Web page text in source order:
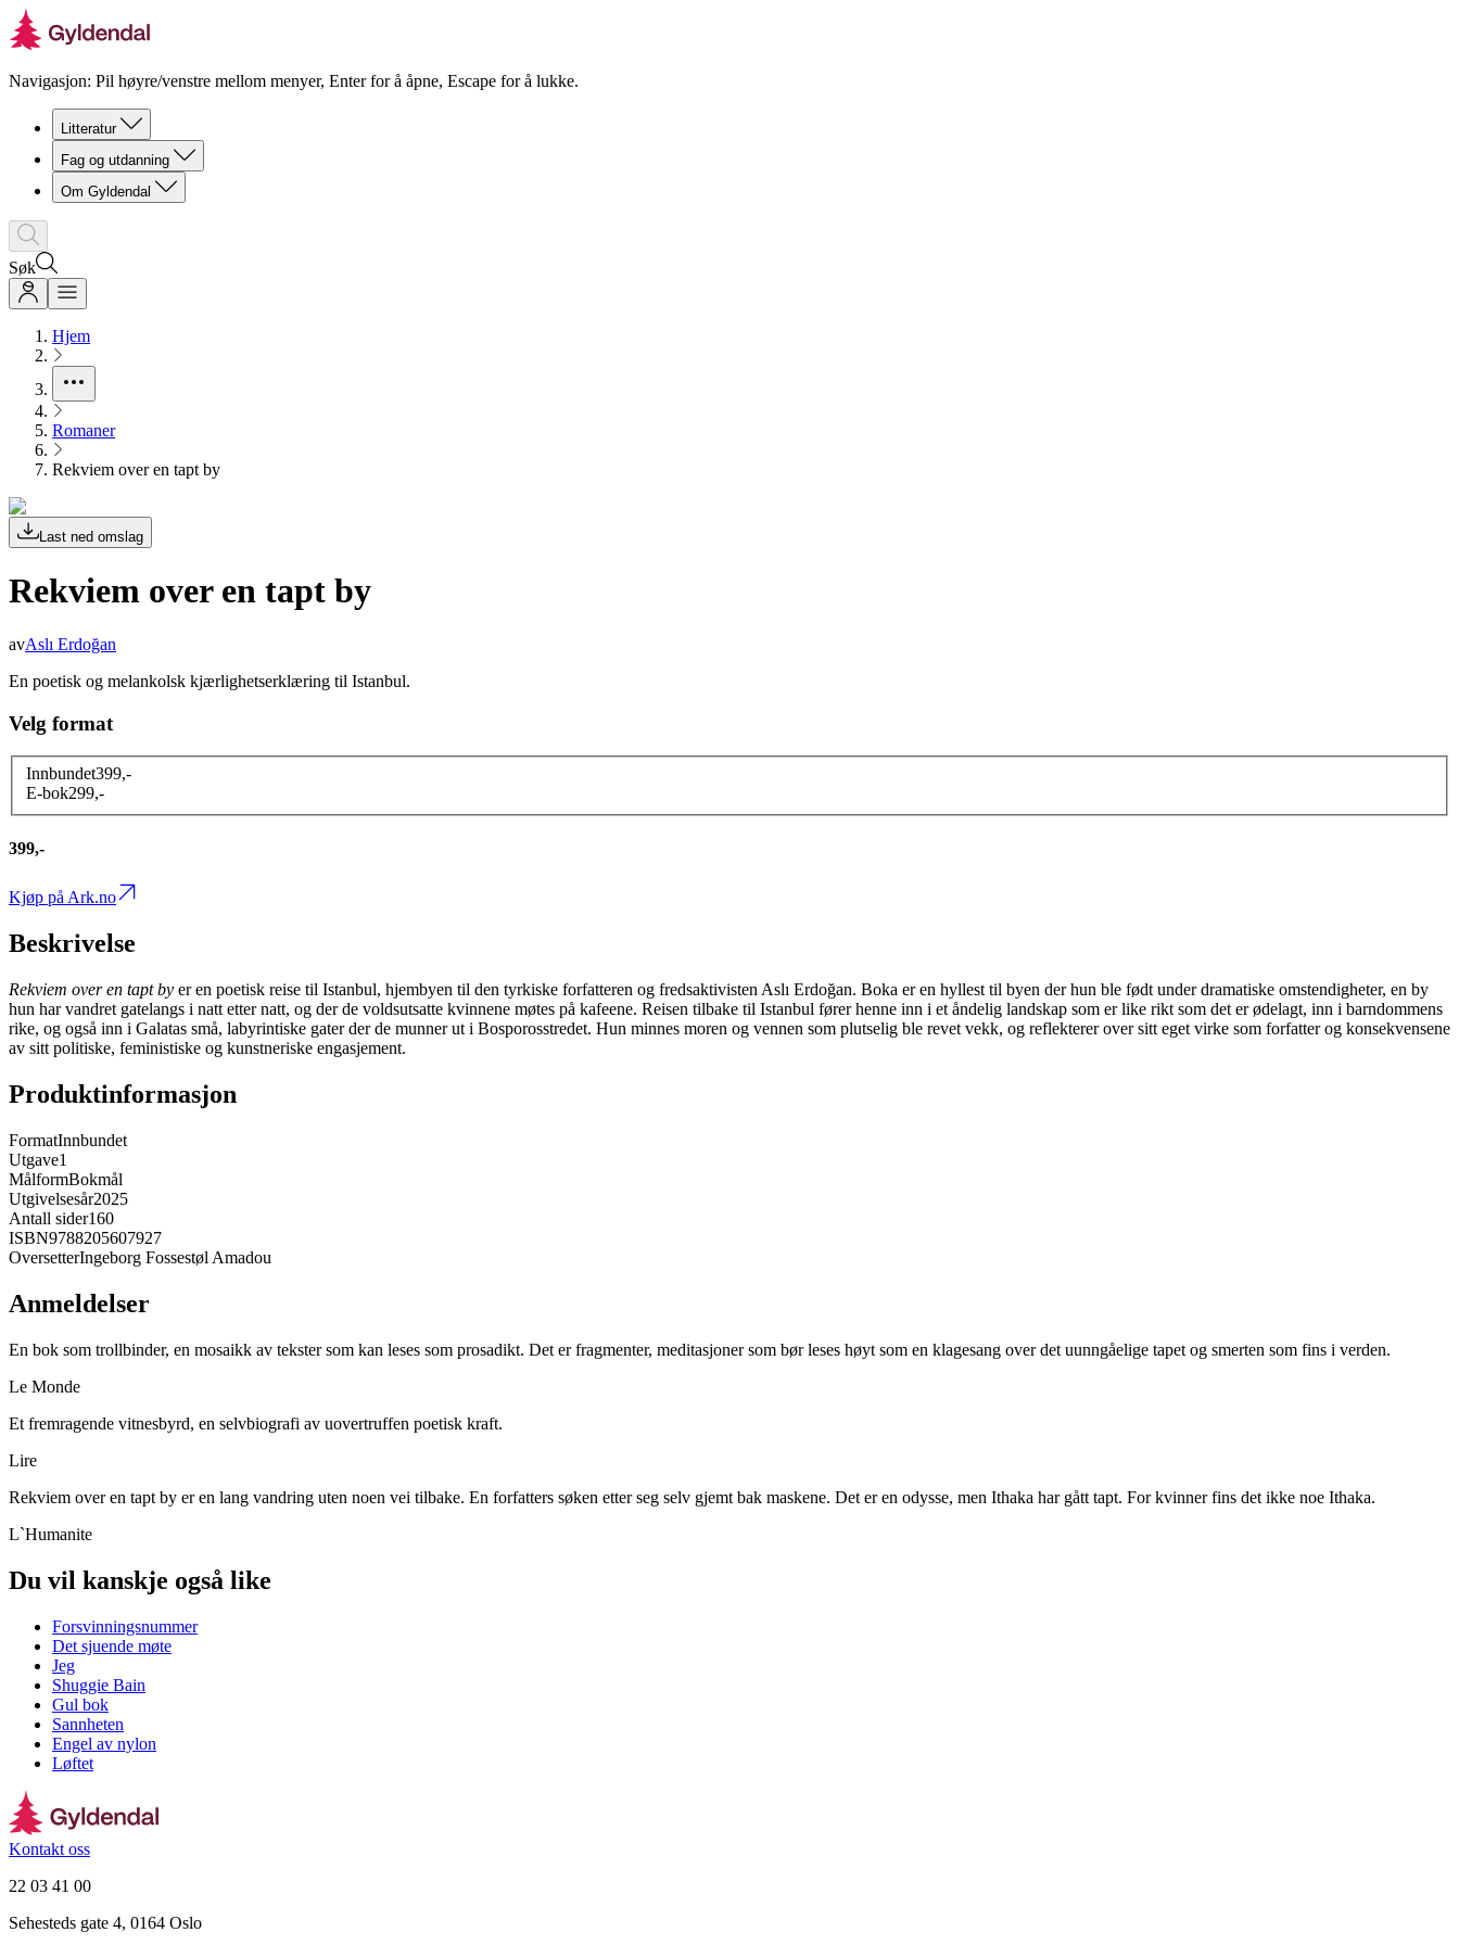
Navigasjon: Pil høyre/venstre mellom menyer, Enter for å åpne, Escape for å lukke.
Litteratur
Fag og utdanning
Om Gyldendal
Søk
Hjem
Romaner
Rekviem over en tapt by
Last ned omslag
Rekviem over en tapt by
avAslı Erdoğan
En poetisk og melankolsk kjærlighetserklæring til Istanbul.
Velg format
Innbundet399,-
E-bok299,-
399,-
Kjøp på Ark.no
Beskrivelse
Rekviem over en tapt by er en poetisk reise til Istanbul, hjembyen til den tyrkiske forfatteren og fredsaktivisten Aslı Erdoğan. Boka er en hyllest til byen der hun ble født under dramatiske omstendigheter, en by
hun har vandret gatelangs i natt etter natt, og der de voldsutsatte kvinnene møtes på kafeene. Reisen tilbake til Istanbul fører henne inn i et åndelig landskap som er like rikt som det er ødelagt, inn i barndommens
rike, og også inn i Galatas små, labyrintiske gater der de munner ut i Bosporosstredet. Hun minnes moren og vennen som plutselig ble revet vekk, og reflekterer over sitt eget virke som forfatter og konsekvensene
av sitt politiske, feministiske og kunstneriske engasjement.
Produktinformasjon
FormatInnbundet
Utgave1
MålformBokmål
Utgivelsesår2025
Antall sider160
ISBN9788205607927
OversetterIngeborg Fossestøl Amadou
Anmeldelser
En bok som trollbinder, en mosaikk av tekster som kan leses som prosadikt. Det er fragmenter, meditasjoner som bør leses høyt som en klagesang over det uunngåelige tapet og smerten som fins i verden.
Le Monde
Et fremragende vitnesbyrd, en selvbiografi av uovertruffen poetisk kraft.
Lire
Rekviem over en tapt by er en lang vandring uten noen vei tilbake. En forfatters søken etter seg selv gjemt bak maskene. Det er en odysse, men Ithaka har gått tapt. For kvinner fins det ikke noe Ithaka.
L`Humanite
Du vil kanskje også like
Forsvinningsnummer
Det sjuende møte
Jeg
Shuggie Bain
Gul bok
Sannheten
Engel av nylon
Løftet
Kontakt oss
22 03 41 00
Sehesteds gate 4, 0164 Oslo